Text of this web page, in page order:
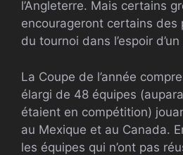
l’Angleterre. Mais certains
encourageront certains des
du tournoi dans l’espoir
La Coupe de l’année
élargi de 48 équipes
étaient en compétition)
au Mexique et au Canada.
les équipes qui n’ont pas